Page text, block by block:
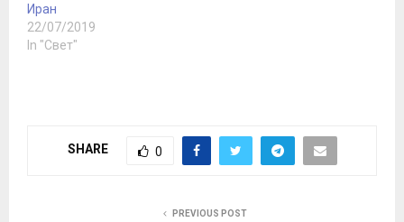
Иран
22/07/2019
In "Свет"
SHARE 0
PREVIOUS POST